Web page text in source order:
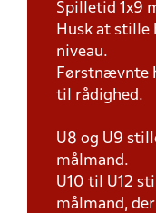
Spilletid 1x9
Husk at
niveau.
Førstnævnte
til rådighed.
U8 og U9
målmand.
U10 til U12
målmand,